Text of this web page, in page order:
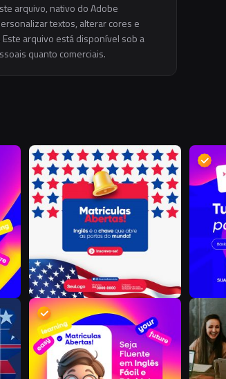
arquivo, nativo do Adobe
textos, alterar cores e
arquivo está disponível sob a
quanto comerciais.
S
D